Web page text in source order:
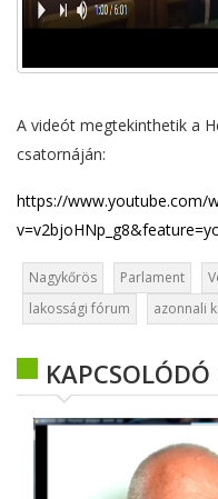
A videót megtekinthetik a
csatornáján:
https://www.youtube.com/
Nagykőrös Parlament
lakossági fórum
azonnali